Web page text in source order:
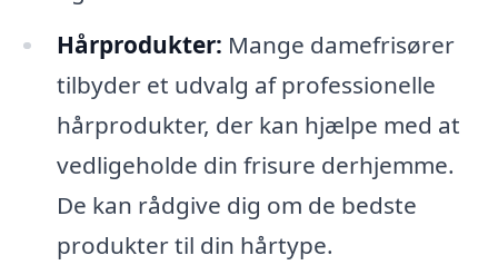
Hårprodukter: Mange damefrisører
tilbyder et udvalg af professionelle
hårprodukter, der kan hjælpe med at
vedligeholde din frisure derhjemme.
De kan rådgive dig om de bedste
produkter til din hårtype.